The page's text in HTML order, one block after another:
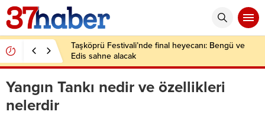
Taşköprü Festivali’nde final heyecanı: Bengü ve
Edis sahne alacak
Yangın Tankı nedir ve özellikleri
nelerdir